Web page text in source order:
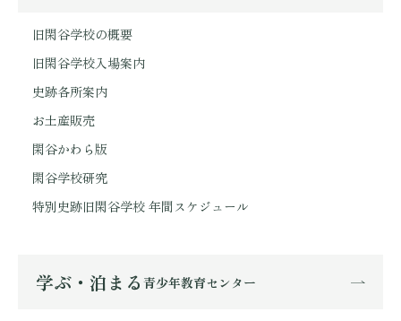
旧閑谷学校の概要
旧閑谷学校入場案内
史跡各所案内
お土産販売
閑谷かわら版
閑谷学校研究
特別史跡旧閑谷学校 年間スケジュール
学ぶ・泊まる 青少年教育センター